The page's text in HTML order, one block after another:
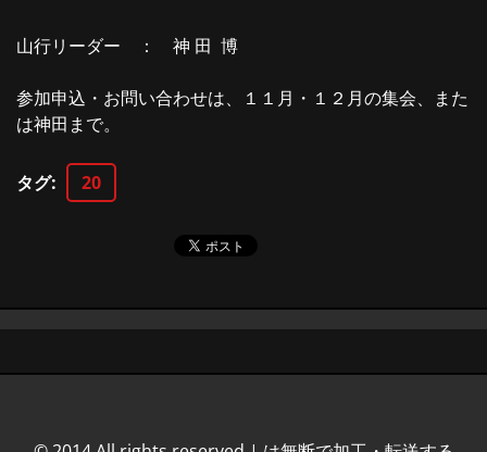
山行リーダー ： 神 田 博
参加申込・お問い合わせは、１１月・１２月の集会、また
は神田まで。
タグ: 20